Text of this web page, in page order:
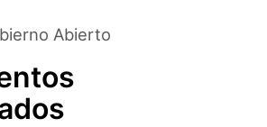
Abierto